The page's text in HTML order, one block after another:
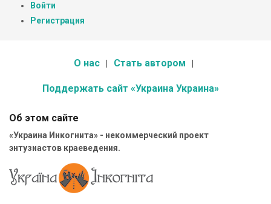
Войти
Регистрация
О нас Стать автором
Поддержать сайт «Украина Украина»
Об этом сайте
«Украина Инкогнита» - некоммерческий проект
энтузиастов краеведения.